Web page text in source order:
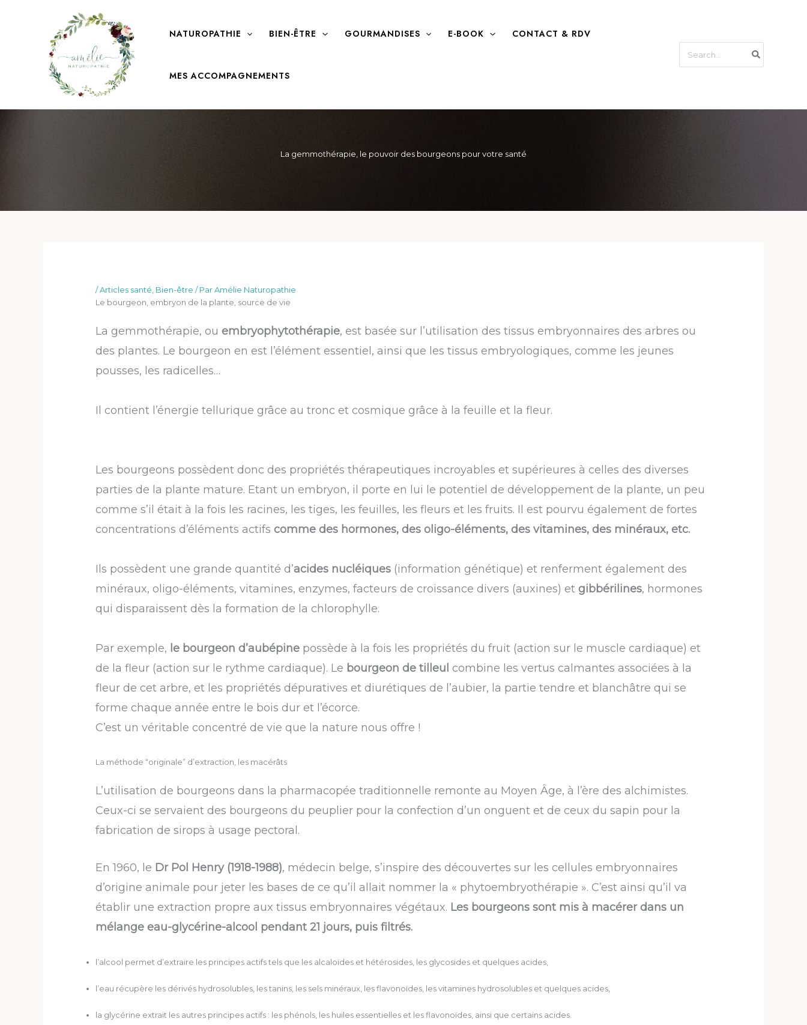
NATUROPATHIE BIEN-ÊTRE GOURMANDISES E-BOOK CONTACT & RDV
MES ACCOMPAGNEMENTS
for:
La gemmothérapie, le pouvoir des bourgeons pour votre santé
/Articles santé Bien-être / ParAmélie Naturopathie
Le bourgeon, embryon de la plante, source de vie
La gemmothérapie, ou embryophytothérapie, est basée sur l’utilisation des tissus embryonnaires des arbres ou
des plantes. Le bourgeon en est l’élément essentiel, ainsi que les tissus embryologiques, comme les jeunes
pousses, les radicelles…
Il contient l’énergie tellurique grâce au tronc et cosmique grâce à la feuille et la fleur.
Les bourgeons possèdent donc des propriétés thérapeutiques incroyables et supérieures à celles des diverses
parties de la plante mature. Etant un embryon, il porte en lui le potentiel de développement de la plante, un peu
comme s’il était à la fois les racines, les tiges, les feuilles, les fleurs et les fruits. Il est pourvu également de fortes
concentrations d’éléments actifs comme des hormones, des oligo-éléments, des vitamines, des minéraux, etc.
Ils possèdent une grande quantité d’acides nucléiques(information génétique) et renferment également des
minéraux, oligo-éléments, vitamines, enzymes, facteurs de croissance divers (auxines) et gibbérilines, hormones
qui disparaissent dès la formation de la chlorophylle.
Par exemple, le bourgeon d’aubépine possède à la fois les propriétés du fruit (action sur le muscle cardiaque) et
de la fleur (action sur le rythme cardiaque). Le bourgeon de tilleul combine les vertus calmantes associées à la
fleur de cet arbre, et les propriétés dépuratives et diurétiques de l’aubier, la partie tendre et blanchâtre qui se
forme chaque année entre le bois dur et l’écorce.
C’est un véritable concentré de vie que la nature nous offre !
La méthode “originale” d’extraction, les macérâts
L’utilisation de bourgeons dans la pharmacopée traditionnelle remonte au Moyen Âge, à l’ère des alchimistes.
Ceux-ci se servaient des bourgeons du peuplier pour la confection d’un onguent et de ceux du sapin pour la
fabrication de sirops à usage pectoral.
En 1960, le Dr Pol Henry (1918-1988), médecin belge, s’inspire des découvertes sur les cellules embryonnaires
d’origine animale pour jeter les bases de ce qu’il allait nommer la « phytoembryothérapie ». C’est ainsi qu’il va
établir une extraction propre aux tissus embryonnaires végétaux. Les bourgeons sont mis à macérer dans un
mélange eau-glycérine-alcool pendant 21 jours, puis filtrés.
l’alcool permet d’extraire les principes actifs tels que les alcaloïdes et hétérosides, les glycosides et quelques acides,
l’eau récupère les dérivés hydrosolubles, les tanins, les sels minéraux, les flavonoïdes, les vitamines hydrosolubles et quelques acides,
la glycérine extrait les autres principes actifs : les phénols, les huiles essentielles et les flavonoïdes, ainsi que certains acides.